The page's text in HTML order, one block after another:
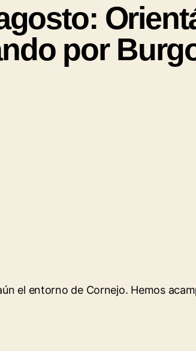
por
el entorno de Cornejo. Hemos